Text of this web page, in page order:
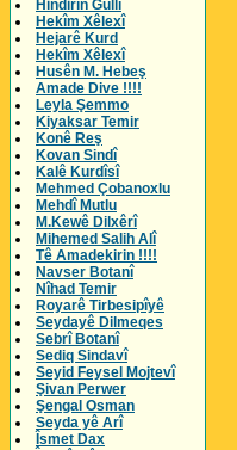
Hindirîn Gullî
Hekîm Xêlexî
Hejarê Kurd
Hekîm Xêlexî
Husên M. Hebeş
Amade Dive !!!!
Leyla Şemmo
Kiyaksar Temir
Konê Reş
Kovan Sindî
Kalê Kurdîsî
Mehmed Çobanoxlu
Mehdî Mutlu
M.Kewê Dilxêrî
Mihemed Salih Alî
Tê Amadekirin !!!!
Navser Botanî
Nîhad Temir
Royarê Tirbesipîyê
Seydayê Dilmeqes
Sebrî Botanî
Sediq Sindavî
Seyid Feysel Mojtevî
Şivan Perwer
Şengal Osman
Seyda yê Arî
Îsmet Dax